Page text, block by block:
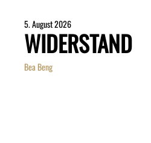
5. August 2026
WIDERSTAND
Bea Beng